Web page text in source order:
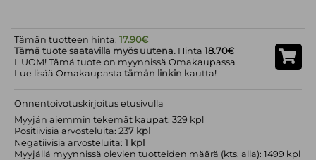
Tämän tuotteen hinta:17.90€
Tämä tuote saatavilla myös uutena. Hinta18.70€
HUOM! Tämä tuote on myynnissä Omakaupassa
Lue lisää Omakaupastatämän linkin kautta!
Onnentoivotuskirjoitus etusivulla
Myyjän aiemmin tekemät kaupat: 329 kpl
Positiivisia arvosteluita:237 kpl
Negatiivisia arvosteluita:1 kpl
Myyjällä myynnissä olevien tuotteiden määrä (kts. alla): 1499 kpl